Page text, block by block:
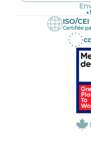
ISO/CEI
Certifiée